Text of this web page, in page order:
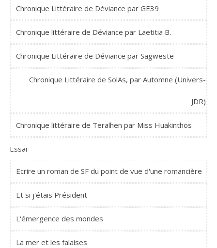
Chronique Littéraire de Déviance par GE39
Chronique littéraire de Déviance par Laetitia B.
Chronique Littéraire de Déviance par Sagweste
Chronique Littéraire de SolAs, par Automne (Univers-
JDR)
Chronique littéraire de Teralhen par Miss Huakinthos
Essai
Ecrire un roman de SF du point de vue d'une romancière
Et si j'étais Président
L'émergence des mondes
La mer et les falaises